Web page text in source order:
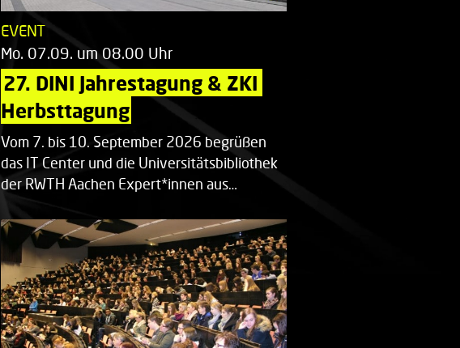
EVENT
Mo. 07.09. um 08.00 Uhr
27. DINI Jahrestagung & ZKI
Herbsttagung
Vom 7. bis 10. September 2026 begrüßen
das IT Center und die Universitätsbibliothek
der RWTH Aachen Expert*innen aus…